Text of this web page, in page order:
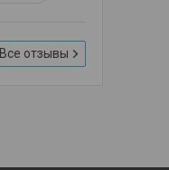
Все отзывы